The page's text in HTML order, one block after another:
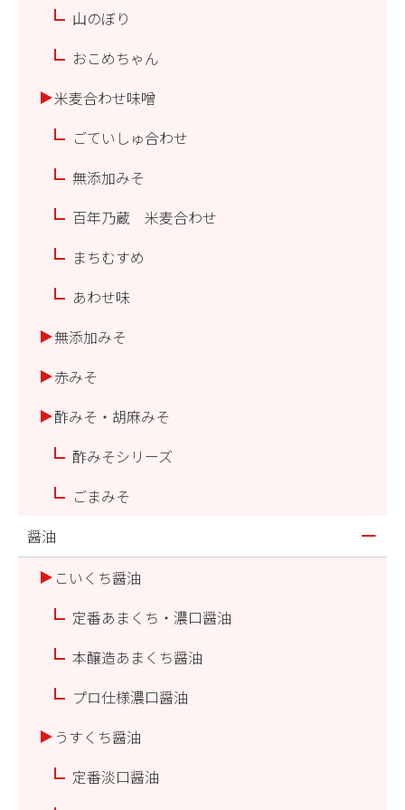
山のぼり
おこめちゃん
米麦合わせ味噌
ごていしゅ合わせ
無添加みそ
百年乃蔵 米麦合わせ
まちむすめ
あわせ味
無添加みそ
赤みそ
酢みそ・胡麻みそ
酢みそシリーズ
ごまみそ
醤油
こいくち醤油
定番あまくち・濃口醤油
本醸造あまくち醤油
プロ仕様濃口醤油
うすくち醤油
定番淡口醤油